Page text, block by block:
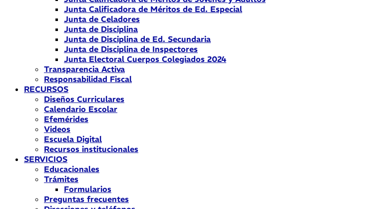
Junta Calificadora de Méritos de Ed. Especial
Junta de Celadores
Junta de Disciplina
Junta de Disciplina de Ed. Secundaria
Junta de Disciplina de Inspectores
Junta Electoral Cuerpos Colegiados 2024
Transparencia Activa
Responsabilidad Fiscal
RECURSOS
Diseños Curriculares
Calendario Escolar
Efemérides
Videos
Escuela Digital
Recursos institucionales
SERVICIOS
Educacionales
Trámites
Formularios
Preguntas frecuentes